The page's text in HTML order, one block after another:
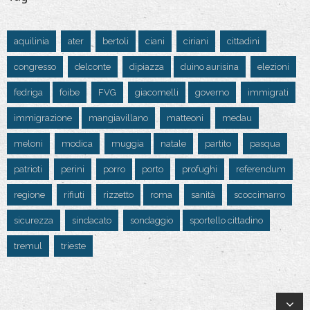
aquilinia ater bertoli ciani ciriani cittadini
congresso delconte dipiazza duino aurisina elezioni
fedriga foibe FVG giacomelli governo immigrati
immigrazione mangiavillano matteoni medau
meloni modica muggia natale partito pasqua
patrioti perini porro porto profughi referendum
regione rifiuti rizzetto roma sanità scoccimarro
sicurezza sindacato sondaggio sportello cittadino
tremul trieste